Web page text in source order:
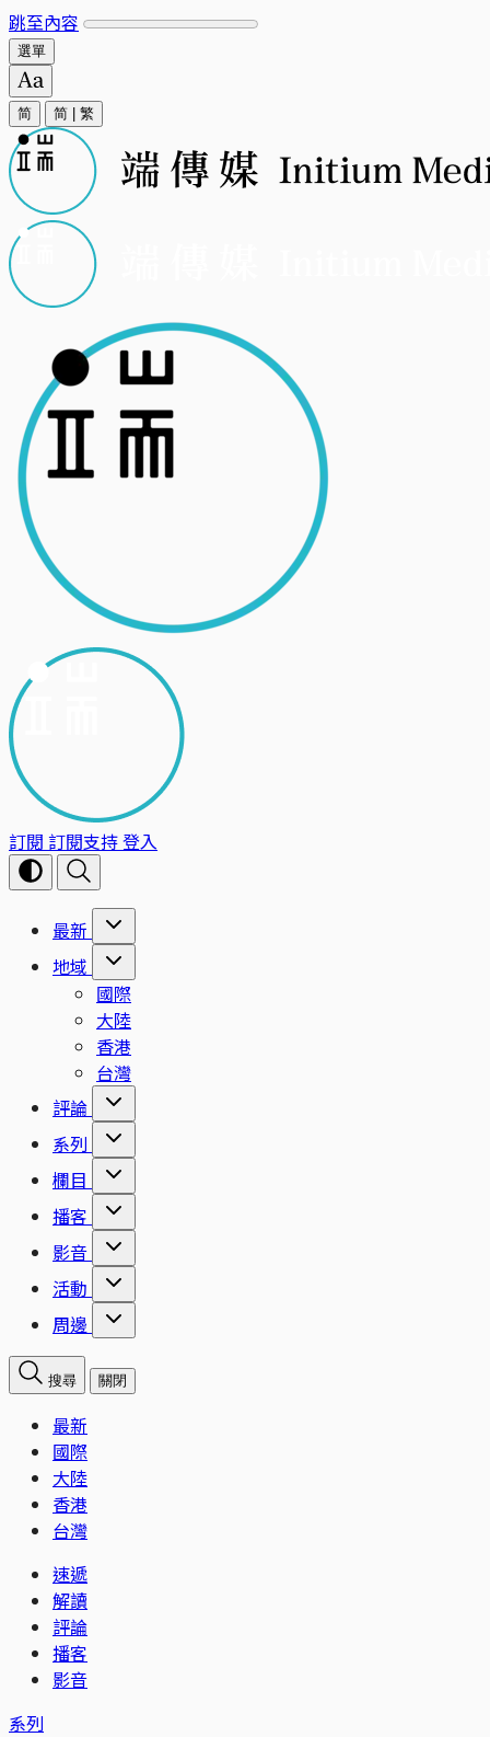
跳至內容
選單
简 简 繁
訂閱 訂閱支持登入
最新
地域
國際
大陸
香港
台灣
評論
系列
欄目
播客
影音
活動
周邊
搜尋 關閉
最新
國際
大陸
香港
台灣
速遞
解讀
評論
播客
影音
系列